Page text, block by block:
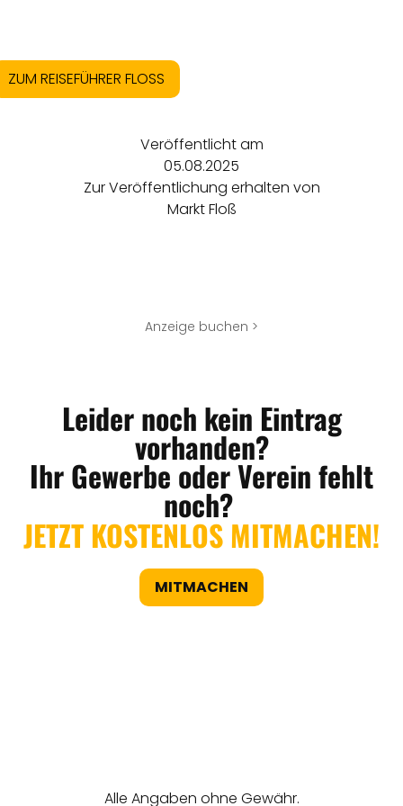
ZUM REISEFÜHRER FLOSS
Veröffentlicht am
05.08.2025
Zur Veröffentlichung erhalten von
Markt Floß
Anzeige buchen >
Leider noch kein Eintrag
vorhanden?
Ihr Gewerbe oder Verein fehlt
noch?
JETZT KOSTENLOS MITMACHEN!
MITMACHEN